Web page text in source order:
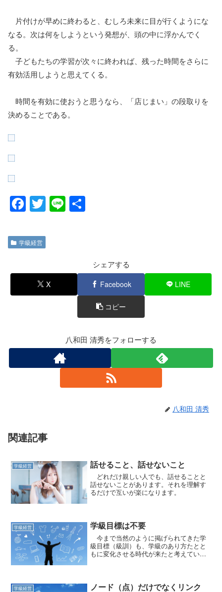
片付けが早めに終わると、むしろ未来に目が行くようにな
なる。次は何をしようという発想が、頭の中に浮かんでく
る。
子どもたちの学習が次々に終われば、残った時間をさらに
有効活用しようと思えてくる。
時間を有効に使おうと思うなら、「店じまい」の段取りを
決めることである。
F
c
e
b
o
T Li
学級経営
シェアする
X Facebook LINE
コピー
八和田 清秀をフォローする
八和田 清秀
関連記事
学級経営 話せること、話せないこと
どれだけ親しい人でも、話せることと
話せないことがあります。それを理解す
るだけで互いが楽になります。
学級経営 学級目標は不要
今まで当然のように掲げられてきた学
級目標（級訓）も、学級のあり方たとと
もに変化させる時代が来たと考えていま
学級経営
ノード（点）だけでなくリンク